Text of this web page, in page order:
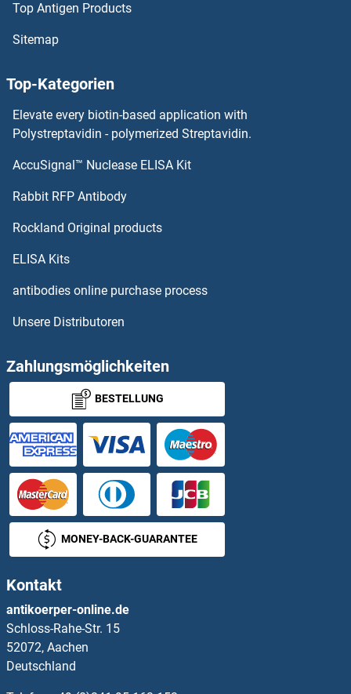
WDHD1 Antikörper
WDFY2 Antikörper
WDFY1 Antikörper
WDR45 Antikörper
WDR48 Antikörper
WDR5 Antikörper
WDR53 Antikörper
WDR55 Antikörper
WDR5B Antikörper
WDR6 Antikörper
WDR61 Antikörper
WDR62 Antikörper
WDR65 Antikörper
WDR66 Antikörper
Top Antigen Products
Sitemap
Top-Kategorien
Elevate every biotin-based application with
Polystreptavidin - polymerized Streptavidin.
AccuSignal™ Nuclease ELISA Kit
Rabbit RFP Antibody
Rockland Original products
ELISA Kits
antibodies online purchase process
Unsere Distributoren
Zahlungsmöglichkeiten
BESTELLUNG
MONEY-BACK-GUARANTEE
Kontakt
antikoerper-online.de
Schloss-Rahe-Str. 15
52072, Aachen
Deutschland